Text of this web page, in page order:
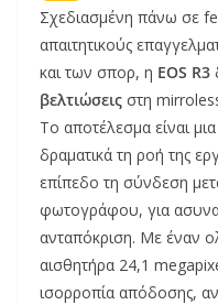
Σχεδιασμένη πάνω σε
απαιτητικούς
και των σπορ, η EOS R3
βελτιώσεις στη
Το αποτέλεσμα είναι
δραματικά τη ροή της
επίπεδο τη σύνδεση
φωτογράφου, για
ανταπόκριση. Με έναν
αισθητήρα 24,1
ισορροπία απόδοσης,